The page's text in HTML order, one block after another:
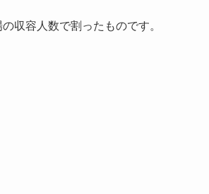
収容人数で割ったものです。